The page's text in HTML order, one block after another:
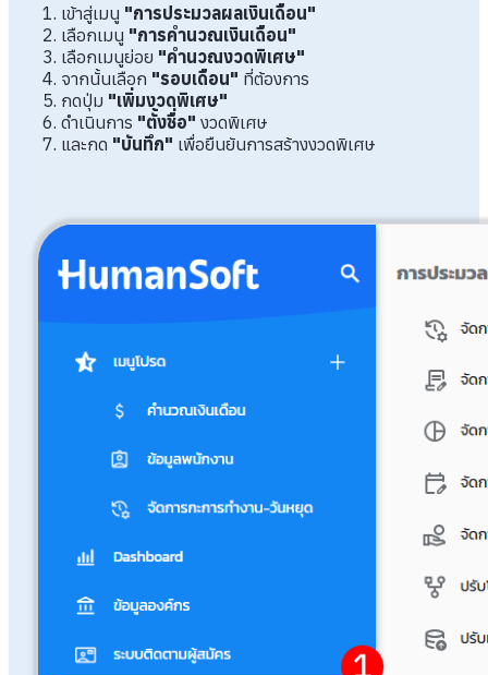
เข้าสู่เมนู "การประมวลผลเงินเดือน"
เลือกเมนู "การคำนวณเงินเดือน"
เลือกเมนูย่อย "คำนวณงวดพิเศษ"
จากนั้นเลือก "รอบเดือน" ที่ต้องการ
กดปุ่ม "เพิ่มงวดพิเศษ"
ดำเนินการ "ตั้งชื่อ" งวดพิเศษ
และกด "บันทึก" เพื่อยืนยันการสร้างงวดพิเศษ